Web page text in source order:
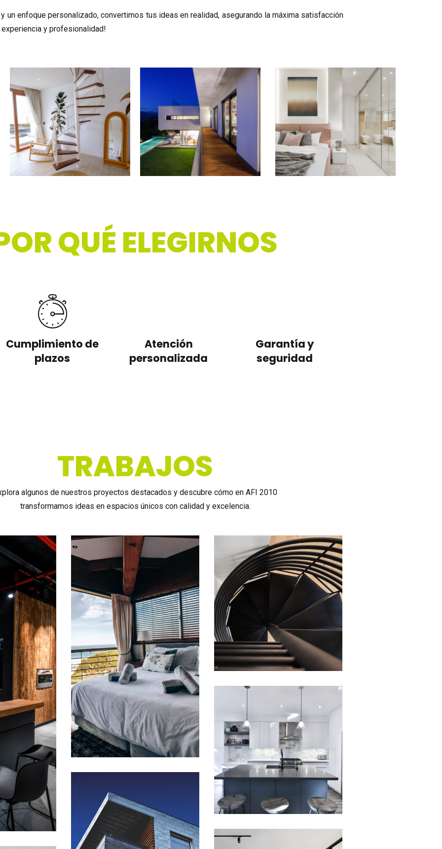
un enfoque personalizado, convertimos tus ideas en realidad, asegurando la máxima satisfacción
experiencia y profesionalidad!
QUÉ ELEGIRNOS
Cumplimiento de
plazos
Atención
personalizada
Garantía y
seguridad
TRABAJOS
algunos de nuestros proyectos destacados y descubre cómo en AFI 2010
transformamos ideas en espacios únicos con calidad y excelencia.